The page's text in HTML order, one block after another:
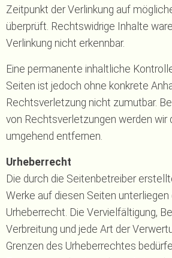
Zeitpunkt der Verlinkung auf
überprüft. Rechtswidrige Inhalte
Verlinkung nicht erkennbar.
Eine permanente inhaltliche
Seiten ist jedoch ohne konkrete
Rechtsverletzung nicht zumutbar.
von Rechtsverletzungen werden wir
umgehend entfernen.
Urheberrecht
Die durch die Seitenbetreiber
Werke auf diesen Seiten
Urheberrecht. Die Vervielfältigung,
Verbreitung und jede Art der
Grenzen des Urheberrechtes